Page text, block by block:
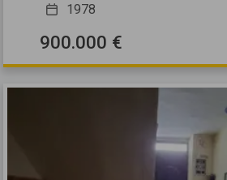
1978
900.000 €